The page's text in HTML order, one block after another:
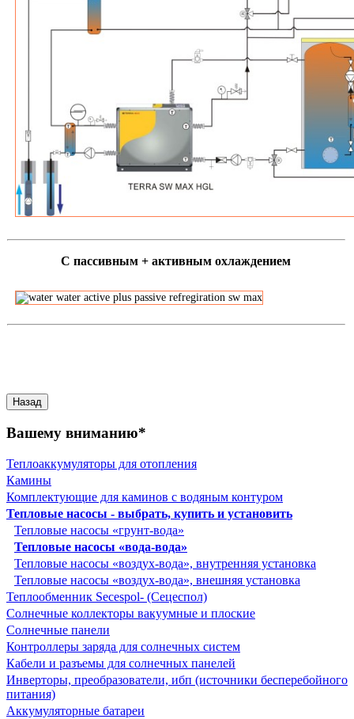
С пассивным + активным охлаждением
Вашему вниманию*
Теплоаккумуляторы для отопления
Камины
Комплектующие для каминов с водяным контуром
Тепловые насосы - выбрать, купить и установить
Тепловые насосы «грунт-вода»
Тепловые насосы «вода-вода»
Тепловые насосы «воздух-вода», внутренняя установка
Тепловые насосы «воздух-вода», внешняя установка
Теплообменник Secespol- (Сецеспол)
Солнечные коллекторы вакуумные и плоские
Солнечные панели
Контроллеры заряда для солнечных систем
Кабели и разъемы для солнечных панелей
Инверторы, преобразователи, ибп (источники бесперебойного
питания)
Аккумуляторные батареи